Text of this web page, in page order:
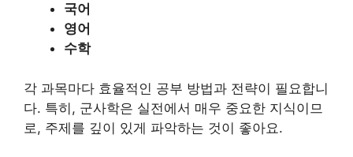
국어
영어
수학
각 과목마다 효율적인 공부 방법과 전략이 필요합니
다. 특히, 군사학은 실전에서 매우 중요한 지식이므
로, 주제를 깊이 있게 파악하는 것이 좋아요.